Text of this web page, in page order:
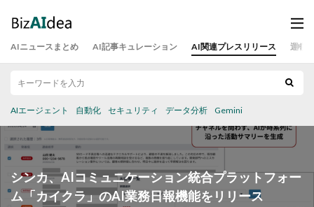
AIニュースまとめ AI記事キュレーション AI関連プレスリリース 運営
AIエージェント 自動化 セキュリティ データ分析 Gemini
シンカ、AIコミュニケーション統合プラットフォー
ム「カイクラ」のAI業務日報機能をリリース